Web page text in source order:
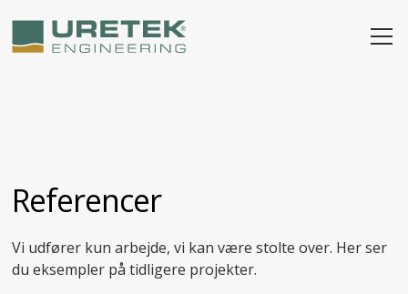
Referencer
Vi udfører kun arbejde, vi kan være stolte over. Her ser
du eksempler på tidligere projekter.